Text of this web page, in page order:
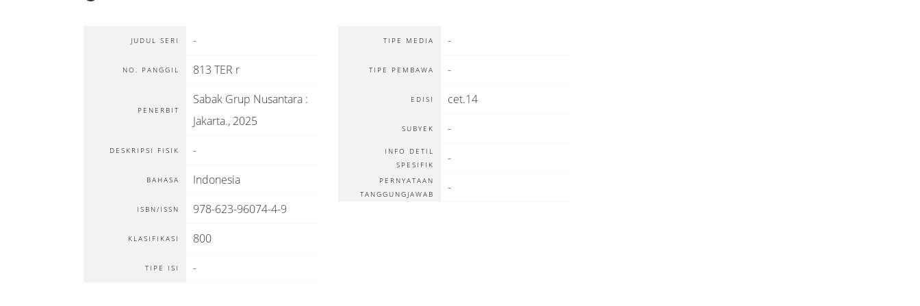
JUDUL SERI -
NO. PANGGIL 813 TER r
PENERBIT
Sabak Grup Nusantara :
Jakarta., 2025
DESKRIPSI FISIK -
BAHASA Indonesia
ISBN/ISSN 978-623-96074-4-9
KLASIFIKASI 800
TIPE ISI -
TIPE MEDIA -
TIPE PEMBAWA -
EDISI cet.14
SUBYEK -
INFO DETIL
SPESIFIK
-
PERNYATAAN
TANGGUNGJAWAB
-